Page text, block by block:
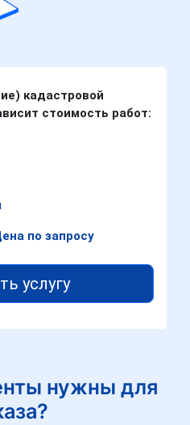
кадастровой
стоимость работ:
по запросу
услугу
нужны для